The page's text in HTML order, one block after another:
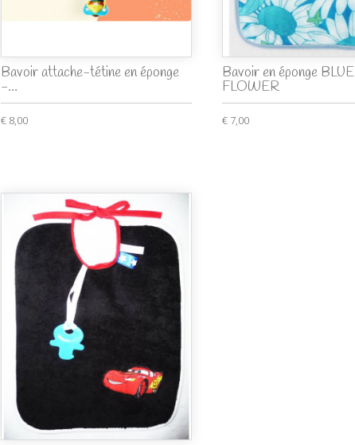
Bavoir attache-tétine en éponge
-...
€ 8,00
Bavoir en éponge BLUE
FLOWER
€ 7,00